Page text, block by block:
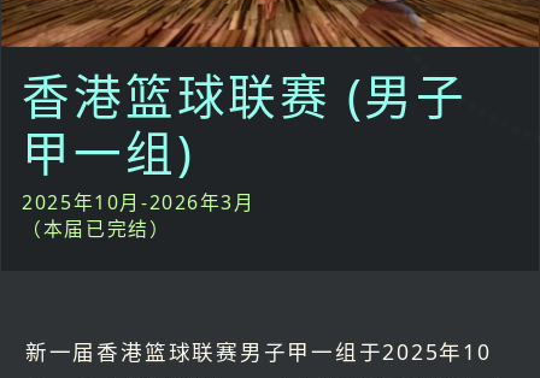
香港篮球联赛 (男子
甲一组)
2025年10月-2026年3月
（本届已完结）
新一届香港篮球联赛男子甲一组于2025年10